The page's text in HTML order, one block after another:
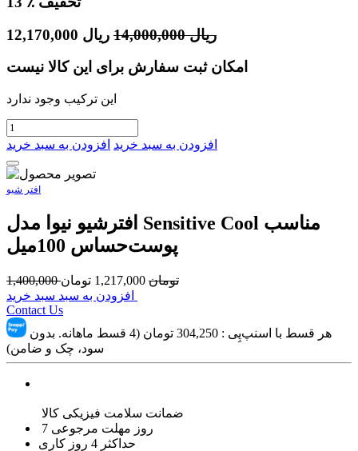
12,170,000 ریال 14,000,000 ریال
امکان ثبت سفارش برای این کالا نیست
این ترکیب وجود ندارد
افزودن به سبد خرید افزودن به سبد خرید
افتر شیو
افترشیو نیوا مدل Sensitive Cool مناسب
پوست‌حساس 100میل
1,400,000 تومان 1,217,000 تومان
Contact Us
هر قسط با اسنپ‌پِی : 304,250
تومان (4 قسط ماهانه. بدون
سود، چک و ضامن)
ضمانت سلامت فیزیکی کالا
7 روز مهلت مرجوعی
حداکثر 4 روز کاری